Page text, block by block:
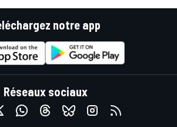
notre app
Réseaux sociaux